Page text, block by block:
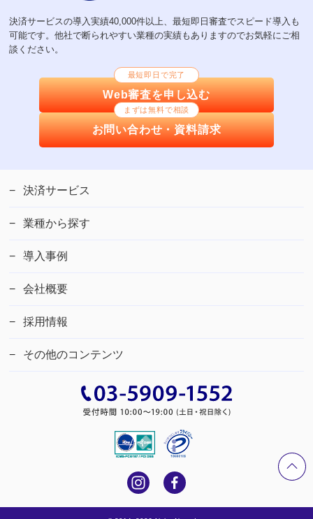
決済サービスの導入実績40,000件以上、最短即日審査でスピード導入も
可能です。他社で断られやすい業種の実績もありますのでお気軽にご相
談ください。
最短即日で完了
Web審査を申し込む
まずは無料で相談
お問い合わせ・資料請求
決済サービス
業種から探す
導入事例
会社概要
採用情報
その他のコンテンツ